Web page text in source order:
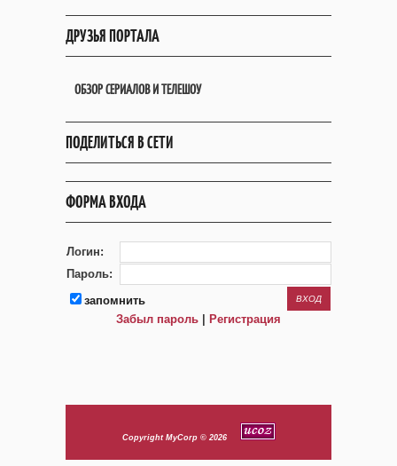
ДРУЗЬЯ ПОРТАЛА
ОБЗОР СЕРИАЛОВ И ТЕЛЕШОУ
ПОДЕЛИТЬСЯ В СЕТИ
ФОРМА ВХОДА
Логин:
Пароль:
запомнить
Забыл пароль
Регистрация
Copyright MyCorp © 2026